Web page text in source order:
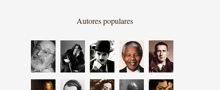
Autores populares